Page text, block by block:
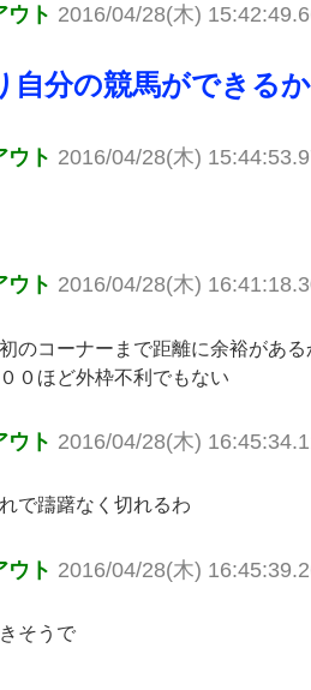
ウト 2016/04/28(木)
分の競馬ができるか
ウト 2016/04/28(木)
ウト 2016/04/28(木)
のコーナーまで距離に余裕がある
０ほど外枠不利でもない
ウト 2016/04/28(木)
で躊躇なく切れるわ
ウト 2016/04/28(木)
そうで